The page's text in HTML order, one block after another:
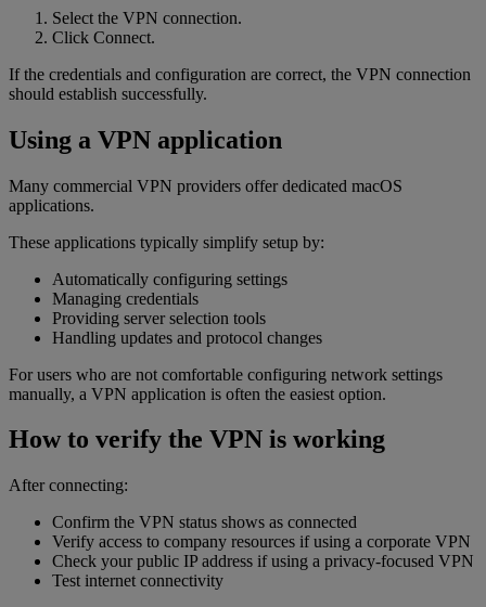
Select the VPN connection.
Click Connect.
If the credentials and configuration are correct, the VPN connection
should establish successfully.
Using a VPN application
Many commercial VPN providers offer dedicated macOS
applications.
These applications typically simplify setup by:
Automatically configuring settings
Managing credentials
Providing server selection tools
Handling updates and protocol changes
For users who are not comfortable configuring network settings
manually, a VPN application is often the easiest option.
How to verify the VPN is working
After connecting:
Confirm the VPN status shows as connected
Verify access to company resources if using a corporate VPN
Check your public IP address if using a privacy-focused VPN
Test internet connectivity